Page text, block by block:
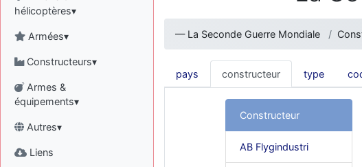
hélicoptères▾
Armées▾
Constructeurs▾
Armes &
équipements▾
Autres▾
Liens
— La Seconde Guerre Mondiale
pays constructeur type
Constructeur
AB Flygindustri